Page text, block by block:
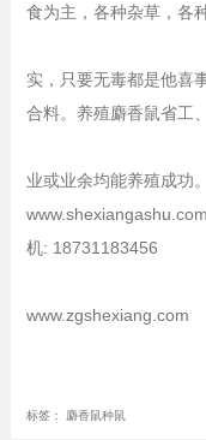
食为主，各种杂草，各
实，只要无毒都是他喜
合料。养殖麝香鼠省工
业或业余均能养殖成功。
机: 18731183456
邮箱：
标签： 麝香鼠种鼠